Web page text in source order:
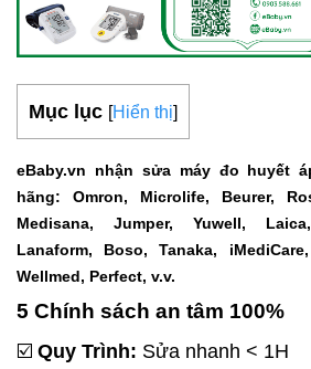
Mục lục [Hiển thị]
eBaby.vn nhận sửa máy đo huyết
hãng: Omron, Microlife, Beurer,
Medisana, Jumper, Yuwell,
Lanaform, Boso, Tanaka,
Wellmed, Perfect, v.v.
5 Chính sách an tâm 100%
☑️ Quy Trình: Sửa nhanh < 1H